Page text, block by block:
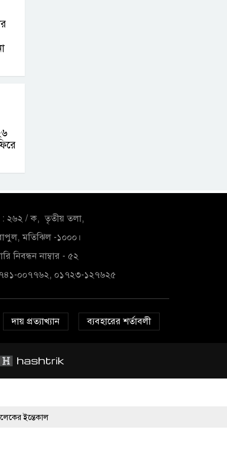
২৬২ / ক, তৃতীয় তলা,
মতিঝিল -১০০০।
নিবন্ধন নাম্বার - ৫২
০০৭৭৬২, ০১৭২৩-১২৭৬২৫
দায় প্রত্যাখ্যান ব্যবহারের শর্তাবলী